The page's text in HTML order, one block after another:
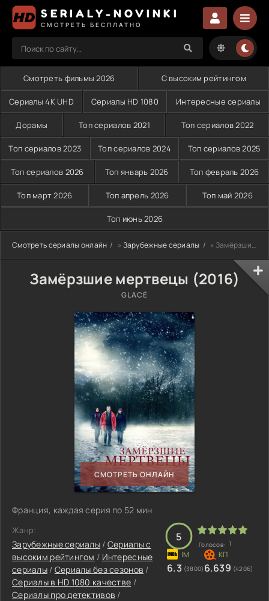
SERIALY-NOVINKI
СМОТРЕТЬ БЕСПЛАТНО
Смотреть фильмы 2026 С высоким рейтингом
Сериалы 4K UHD Сериалы HD 1080 Интересные сериалы
Дорамы Топ сериалов 2021 Топ сериалов 2022
Топ сериалов 2023 Топ сериалов 2024 Топ сериалов 2025
Топ сериалов 2026 Топ январь 2026 Топ февраль 2026
Топ март 2026 Топ апрель 2026 Топ май 2026
Топ июнь 2026
Смотреть сериалы онлайн » Зарубежные сериалы » Замёрзшие мертвецы (2016)
Замёрзшие мертвецы (2016)
GLACÉ
СМОТРЕТЬ ОНЛАЙН
Франция, каждая серия по 52 мин
Жанр:
Зарубежные сериалы / Сериалы с
высоким рейтингом / Интересные
сериалы/ Сериалы без сезонов /
Сериалы в HD 1080 качестве /
Сериалы про детективов /
5
Голосов: 1
6.3 (3800) 6.639 (4206)